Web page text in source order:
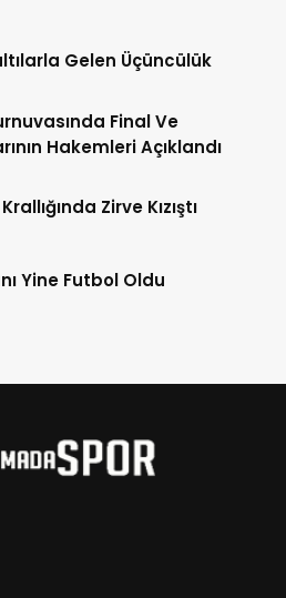
Gelen Üçüncülük
Final Ve
Hakemleri Açıklandı
Zirve Kızıştı
Yine Futbol Oldu